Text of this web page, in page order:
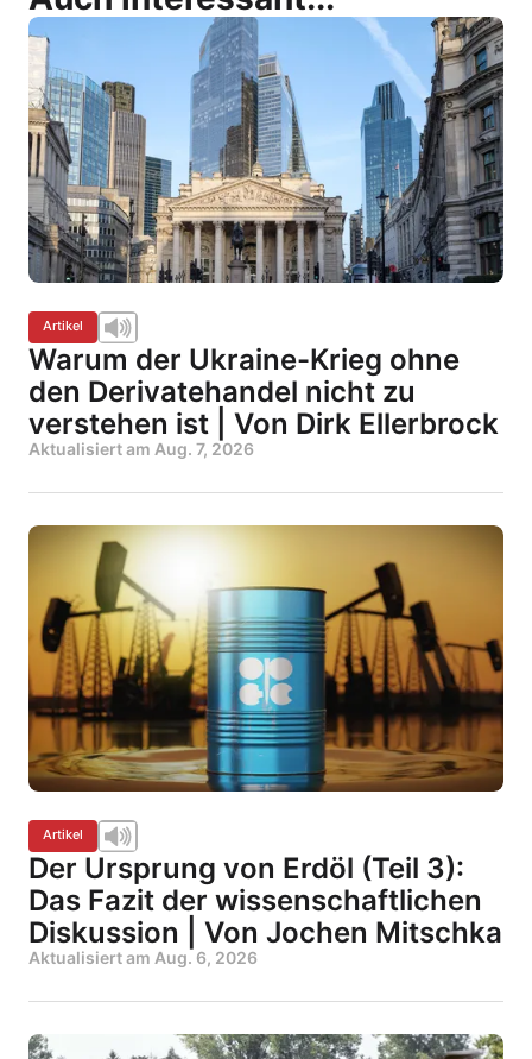
Artikel
Warum der Ukraine-Krieg ohne
den Derivatehandel nicht zu
verstehen ist | Von Dirk Ellerbrock
Aktualisiert am Aug. 7, 2026
Artikel
Der Ursprung von Erdöl (Teil 3):
Das Fazit der wissenschaftlichen
Diskussion | Von Jochen Mitschka
Aktualisiert am Aug. 6, 2026